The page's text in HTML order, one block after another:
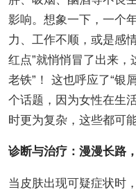
影响。想象一下，一个
力、工作不顺，或是感
红点”就悄悄冒了出来，
老铁”！ 这也呼应了“银
个话题，因为女性在生
时更为复杂，这些都可
诊断与治疗：漫漫长路
当皮肤出现可疑症状时